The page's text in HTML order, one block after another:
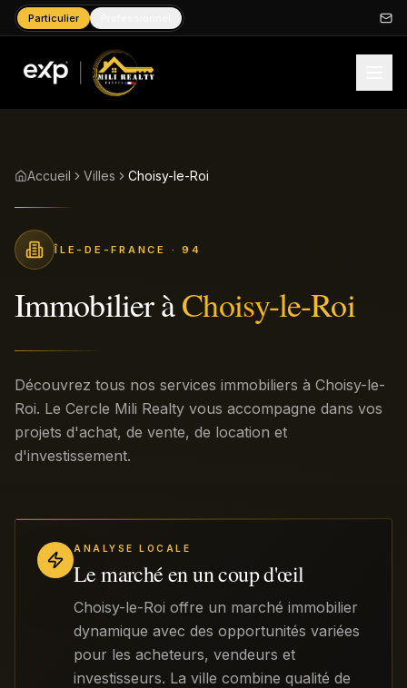
Particulier
Accueil Villes Choisy-le-Roi
ÎLE-DE-FRANCE · 94
Immobilier àChoisy-le-Roi
Découvrez tous nos services immobiliers à Choisy-le-
Roi. Le Cercle Mili Realty vous accompagne dans vos
projets d'achat, de vente, de location et
d'investissement.
ANALYSE LOCALE
Le marché en un coup d'œil
Choisy-le-Roi offre un marché immobilier
dynamique avec des opportunités variées
pour les acheteurs, vendeurs et
investisseurs. La ville combine qualité de